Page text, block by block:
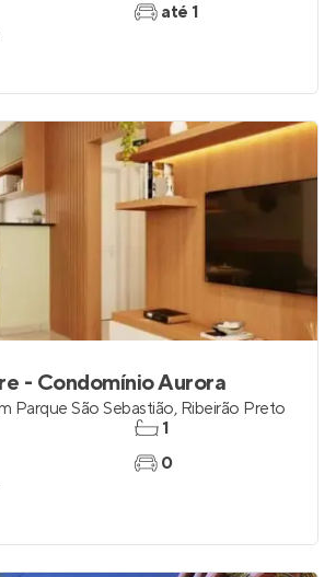
até 1
- Condomínio Aurora
Parque São Sebastião, Ribeirão Preto
1
0